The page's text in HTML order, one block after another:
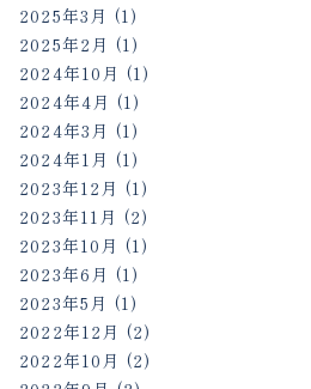
2025年3月 (1)
2025年2月 (1)
2024年10月 (1)
2024年4月 (1)
2024年3月 (1)
2024年1月 (1)
2023年12月 (1)
2023年11月 (2)
2023年10月 (1)
2023年6月 (1)
2023年5月 (1)
2022年12月 (2)
2022年10月 (2)